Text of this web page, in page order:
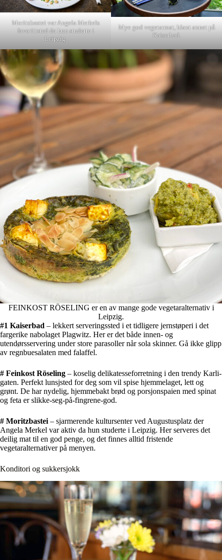
Moritzbastei var Angela Merkels
favorittsted da hun studerte i
Leipzig.
Mye god vegetarmat, blant annet på
Kaiserbad.
FEINKOST RÖSELING er en av mange gode vegetaralternativ i
Leipzig.
#1 Kaiserbad – lekkert serveringssted i et tidligere jernstøperi i det
fargerike nabolaget Plagwitz. Her er det både innen- og
utendørsservering under store parasoller når sola skinner. Gå ikke glipp
av regnbuesalaten med falaffel.
# Feinkost Röseling – koselig delikatesseforretning i den trendy Karli-
gaten. Perfekt lunsjsted for deg som vil spise hjemmelaget, lett og
grønt. De har nydelig, hjemmebakt brød og porsjonspaien med spinat
og feta er slikke-seg-på-fingrene-god.
# Moritzbastei – sjarmerende kultursenter ved Augustusplatz der
Angela Merkel var aktiv da hun studerte i Leipzig. Her serveres det
deilig mat til en god penge, og det finnes alltid fristende
vegetaralternativer på menyen.
Konditori og sukkersjokk